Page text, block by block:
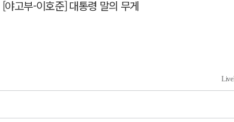
[야고부-이호준] 대통령 말의 무게